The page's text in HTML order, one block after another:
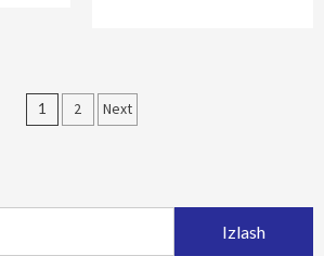
Maqolalar
1 2 Next